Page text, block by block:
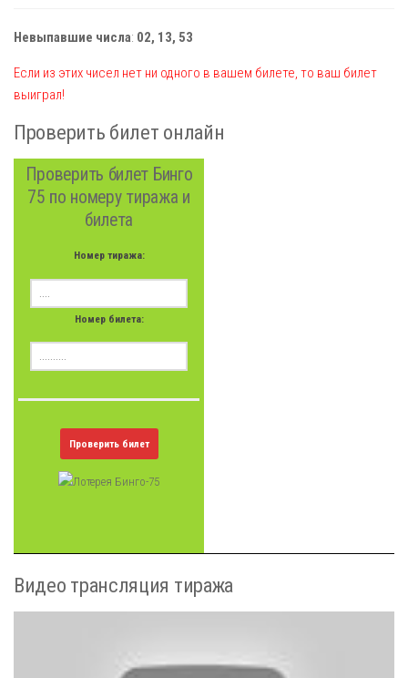
Невыпавшие числа: 02, 13, 53
Если из этих чисел нет ни одного в вашем билете, то ваш билет
выиграл!
Проверить билет онлайн
Проверить билет Бинго
75 по номеру тиража и
билета
Номер тиража:
Номер билета:
Проверить билет
Видео трансляция тиража